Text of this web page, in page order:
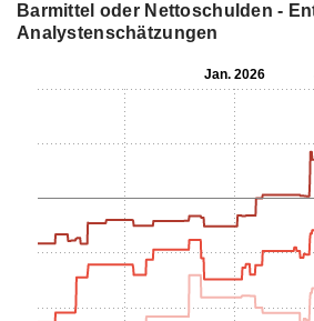
Barmittel oder Nettoschulden -
Analystenschätzungen